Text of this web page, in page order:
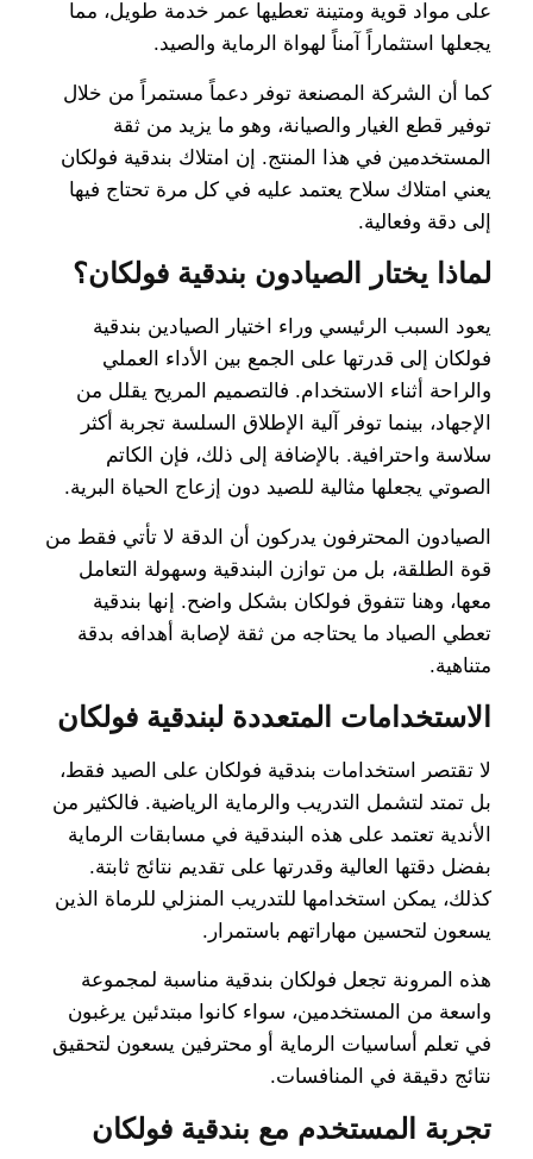
على مواد قوية ومتينة تعطيها عمر خدمة طويل، مما
يجعلها استثماراً آمناً لهواة الرماية والصيد.
كما أن الشركة المصنعة توفر دعماً مستمراً من خلال
توفير قطع الغيار والصيانة، وهو ما يزيد من ثقة
المستخدمين في هذا المنتج. إن امتلاك بندقية فولكان
يعني امتلاك سلاح يعتمد عليه في كل مرة تحتاج فيها
إلى دقة وفعالية.
لماذا يختار الصيادون بندقية فولكان؟
يعود السبب الرئيسي وراء اختيار الصيادين بندقية
فولكان إلى قدرتها على الجمع بين الأداء العملي
والراحة أثناء الاستخدام. فالتصميم المريح يقلل من
الإجهاد، بينما توفر آلية الإطلاق السلسة تجربة أكثر
سلاسة واحترافية. بالإضافة إلى ذلك، فإن الكاتم
الصوتي يجعلها مثالية للصيد دون إزعاج الحياة البرية.
الصيادون المحترفون يدركون أن الدقة لا تأتي فقط من
قوة الطلقة، بل من توازن البندقية وسهولة التعامل
معها، وهنا تتفوق فولكان بشكل واضح. إنها بندقية
تعطي الصياد ما يحتاجه من ثقة لإصابة أهدافه بدقة
متناهية.
الاستخدامات المتعددة لبندقية فولكان
لا تقتصر استخدامات بندقية فولكان على الصيد فقط،
بل تمتد لتشمل التدريب والرماية الرياضية. فالكثير من
الأندية تعتمد على هذه البندقية في مسابقات الرماية
بفضل دقتها العالية وقدرتها على تقديم نتائج ثابتة.
كذلك، يمكن استخدامها للتدريب المنزلي للرماة الذين
يسعون لتحسين مهاراتهم باستمرار.
هذه المرونة تجعل فولكان بندقية مناسبة لمجموعة
واسعة من المستخدمين، سواء كانوا مبتدئين يرغبون
في تعلم أساسيات الرماية أو محترفين يسعون لتحقيق
نتائج دقيقة في المنافسات.
تجربة المستخدم مع بندقية فولكان